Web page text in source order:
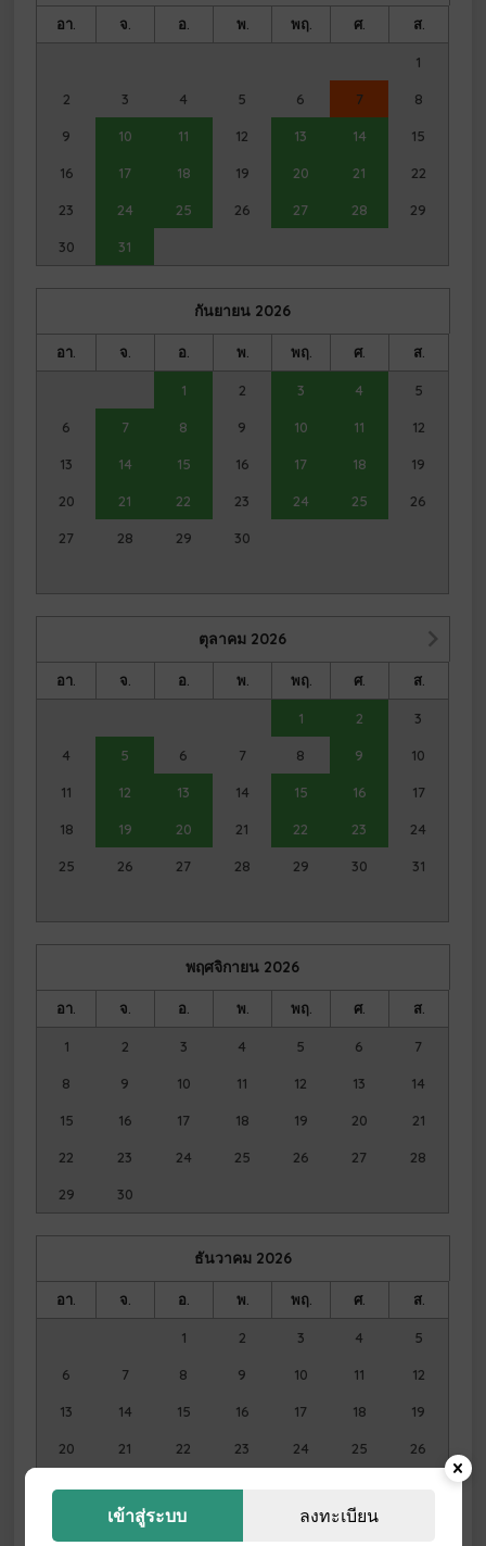
อา. จ. อ. พ. พฤ. ศ. ส.
1
2 3 4 5 6 7 8
9 10 11 12 13 14 15
16 17 18 19 20 21 22
23 24 25 26 27 28 29
30 31
กันยายน 2026
อา. จ. อ. พ. พฤ. ศ. ส.
1 2 3 4 5
6 7 8 9 10 11 12
13 14 15 16 17 18 19
20 21 22 23 24 25 26
27 28 29 30
ตุลาคม 2026
อา. จ. อ. พ. พฤ. ศ. ส.
1 2 3
4 5 6 7 8 9 10
11 12 13 14 15 16 17
18 19 20 21 22 23 24
25 26 27 28 29 30 31
พฤศจิกายน 2026
อา. จ. อ. พ. พฤ. ศ. ส.
1 2 3 4 5 6 7
8 9 10 11 12 13 14
15 16 17 18 19 20 21
22 23 24 25 26 27 28
29 30
ธันวาคม 2026
อา. จ. อ. พ. พฤ. ศ. ส.
1 2 3 4 5
6 7 8 9 10 11 12
13 14 15 16 17 18 19
20 21 22 23 24 25 26
เข้าสู่ระบบ ลงทะเบียน